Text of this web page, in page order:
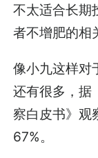
不太适合长期
者不增肥的相
像小九这样对
还有很多，据
察白皮书》观
67%。